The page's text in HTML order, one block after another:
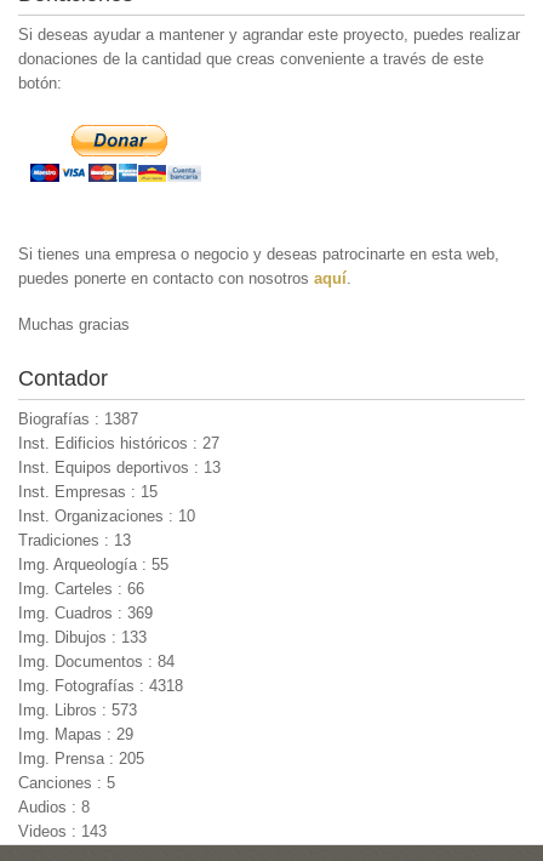
Si deseas ayudar a mantener y agrandar este proyecto, puedes realizar
donaciones de la cantidad que creas conveniente a través de este
botón:
Si tienes una empresa o negocio y deseas patrocinarte en esta web,
puedes ponerte en contacto con nosotros aquí
Muchas gracias
Contador
Biografías : 1387
Inst. Edificios históricos : 27
Inst. Equipos deportivos : 13
Inst. Empresas : 15
Inst. Organizaciones : 10
Tradiciones : 13
Img. Arqueología : 55
Img. Carteles : 66
Img. Cuadros : 369
Img. Dibujos : 133
Img. Documentos : 84
Img. Fotografías : 4318
Img. Libros : 573
Img. Mapas : 29
Img. Prensa : 205
Canciones : 5
Audios : 8
Videos : 143